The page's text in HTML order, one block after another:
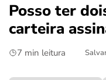
crédito fácil
últimas notícias
Posso ter
carteira
7 min leitura